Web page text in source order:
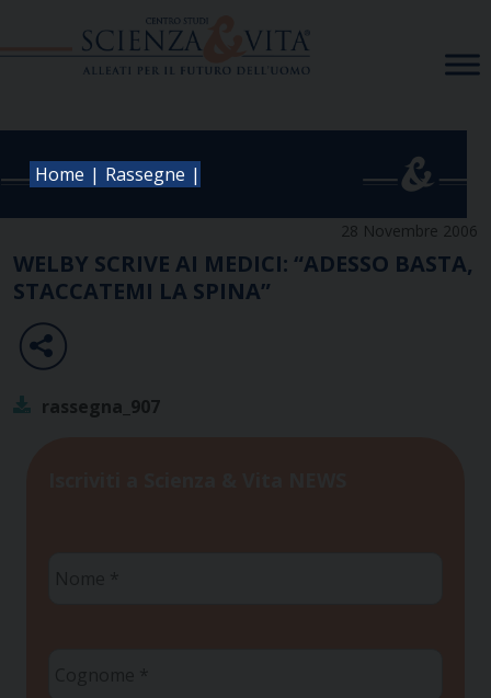
Home | Rassegne |
28 Novembre 2006
WELBY SCRIVE AI MEDICI: “ADESSO BASTA,
STACCATEMI LA SPINA”
rassegna_907